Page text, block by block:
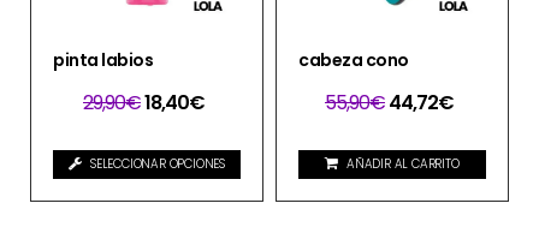
pinta labios
29,90€18,40€
SELECCIONAR OPCIONES
cabeza cono
55,90€44,72€
AÑADIR AL CARRITO